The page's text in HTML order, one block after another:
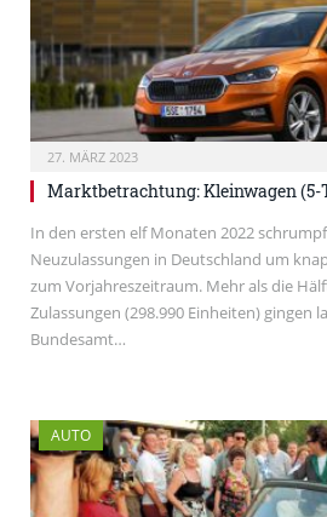
27. MÄRZ 2023
Marktbetrachtung: Kleinwagen (5-
In den ersten elf Monaten 2022
Neuzulassungen in Deutschland um
zum Vorjahreszeitraum. Mehr als die
Zulassungen (298.990 Einheiten) gingen
Bundesamt…
AUTO